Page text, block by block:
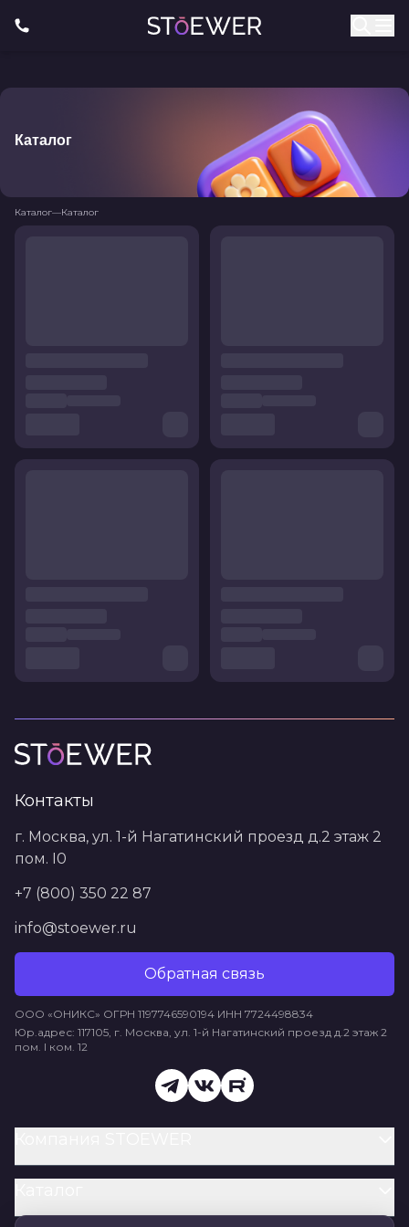
Каталог
Каталог—Каталог
Контакты
г. Москва, ул. 1-й Нагатинский проезд д.2 этаж 2
пом. I0
+7 (800) 350 22 87
info@stoewer.ru
Обратная связь
ООО «ОНИКС» ОГРН 1197746590194 ИНН 7724498834
Юр.адрес: 117105, г. Москва, ул. 1-й Нагатинский проезд д.2 этаж 2
пом. I ком. 12